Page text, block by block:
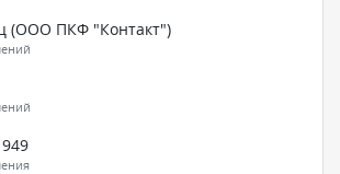
(ООО ПКФ "Контакт")